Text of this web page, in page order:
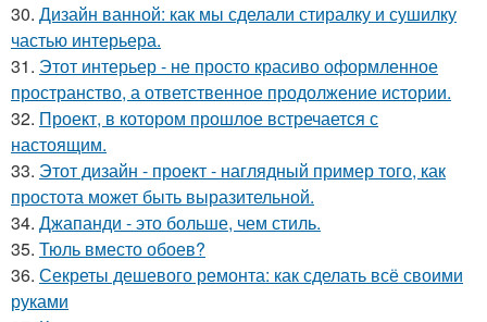
30. Дизайн ванной: как мы сделали стиралку и сушилку
частью интерьера.
31. Этот интерьер - не просто красиво оформленное
пространство, а ответственное продолжение истории.
32. Проект, в котором прошлое встречается с
настоящим.
33. Этот дизайн - проект - наглядный пример того, как
простота может быть выразительной.
34. Джапанди - это больше, чем стиль.
35. Тюль вместо обоев?
36. Секреты дешевого ремонта: как сделать всё своими
руками